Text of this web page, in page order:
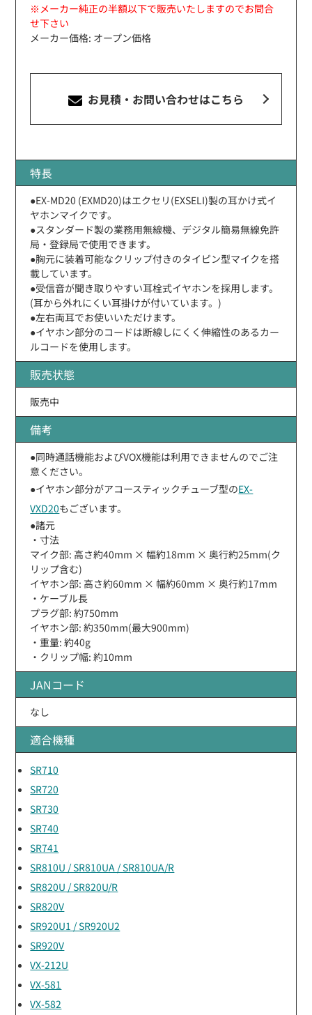
※メーカー純正の半額以下で販売いたしますのでお問合
せ下さい
メーカー価格: オープン価格
お見積・お問い合わせはこちら
特長
●EX-MD20 (EXMD20)はエクセリ(EXSELI)製の耳かけ式イ
ヤホンマイクです。
●スタンダード製の業務用無線機、デジタル簡易無線免許
局・登録局で使用できます。
●胸元に装着可能なクリップ付きのタイピン型マイクを搭
載しています。
●受信音が聞き取りやすい耳栓式イヤホンを採用します。
(耳から外れにくい耳掛けが付いています。)
●左右両耳でお使いいただけます。
●イヤホン部分のコードは断線しにくく伸縮性のあるカー
ルコードを使用します。
販売状態
販売中
備考
●同時通話機能およびVOX機能は利用できませんのでご注
意ください。
●イヤホン部分がアコースティックチューブ型のEX-
VXD20もございます。
●諸元
・寸法
マイク部: 高さ約40mm × 幅約18mm × 奥行約25mm(ク
リップ含む)
イヤホン部: 高さ約60mm × 幅約60mm × 奥行約17mm
・ケーブル長
プラグ部: 約750mm
イヤホン部: 約350mm(最大900mm)
・重量: 約40g
・クリップ幅: 約10mm
JANコード
なし
適合機種
SR710
SR720
SR730
SR740
SR741
SR810U / SR810UA / SR810UA/R
SR820U / SR820U/R
SR820V
SR920U1 / SR920U2
SR920V
VX-212U
VX-581
VX-582